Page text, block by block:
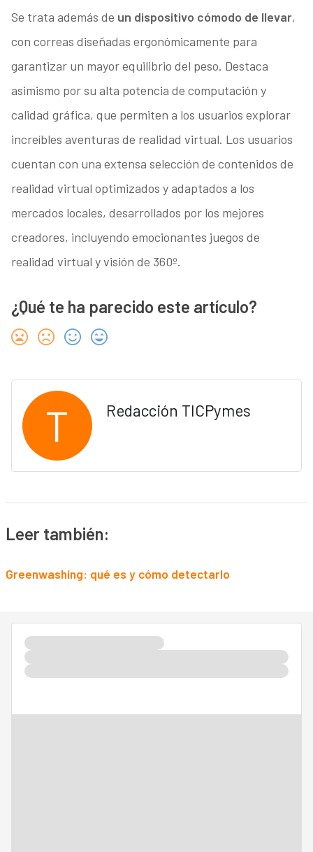
Se trata además de un dispositivo cómodo de llevar,
con correas diseñadas ergonómicamente para
garantizar un mayor equilibrio del peso. Destaca
asimismo por su alta potencia de computación y
calidad gráfica, que permiten a los usuarios explorar
increíbles aventuras de realidad virtual. Los usuarios
cuentan con una extensa selección de contenidos de
realidad virtual optimizados y adaptados a los
mercados locales, desarrollados por los mejores
creadores, incluyendo emocionantes juegos de
realidad virtual y visión de 360º.
¿Qué te ha parecido este artículo?
T Redacción TICPymes
Leer también:
Greenwashing: qué es y cómo detectarlo